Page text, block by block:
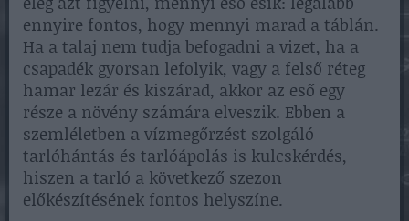
ennyire fontos, hogy mennyi marad a táblán.
Ha a talaj nem tudja befogadni a vizet, ha a
csapadék gyorsan lefolyik, vagy a felső réteg
hamar lezár és kiszárad, akkor az eső egy
része a növény számára elveszik. Ebben a
szemléletben a vízmegőrzést szolgáló
tarlóhántás és tarlóápolás is kulcskérdés,
hiszen a tarló a következő szezon
előkészítésének fontos helyszíne.